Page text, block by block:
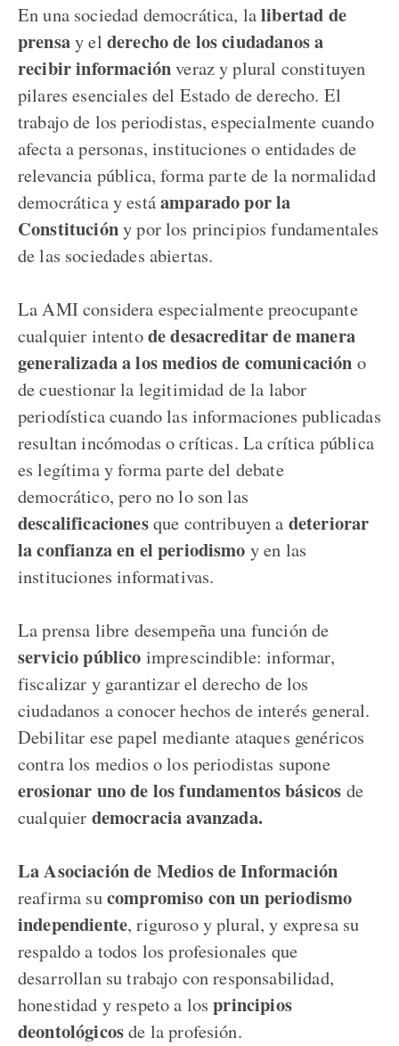
En una sociedad democrática, lalibertad de
prensay el derecho de los ciudadanos a
recibir informaciónveraz y plural constituyen
pilares esenciales del Estado de derecho. El
trabajo de los periodistas, especialmente cuando
afecta a personas, instituciones o entidades de
relevancia pública, forma parte de la normalidad
democrática y estáamparado por la
Constitucióny por los principios fundamentales
de las sociedades abiertas.
La AMI considera especialmente preocupante
cualquier intentode desacreditar de manera
generalizada a los medios de comunicación o
de cuestionar la legitimidad de la labor
periodística cuando las informaciones publicadas
resultan incómodas o críticas. La crítica pública
es legítima y forma parte del debate
democrático, pero no lo son las
descalificacionesque contribuyen a deteriorar
la confianza en el periodismo y en las
instituciones informativas.
La prensa libre desempeña una función de
servicio público imprescindible: informar,
fiscalizar y garantizar el derecho de los
ciudadanos a conocer hechos de interés general.
Debilitar ese papel mediante ataques genéricos
contra los medios o los periodistas supone
erosionar uno de los fundamentos básicos de
cualquier democraciaavanzada.
La Asociación de Medios de Información
reafirma sucompromiso con un periodismo
independiente, riguroso y plural, y expresa su
respaldo a todos los profesionales que
desarrollan su trabajo con responsabilidad,
honestidad y respeto a losprincipios
deontológicosde la profesión.